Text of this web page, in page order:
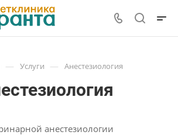
— Услуги — Анестезиология
анестезиологии